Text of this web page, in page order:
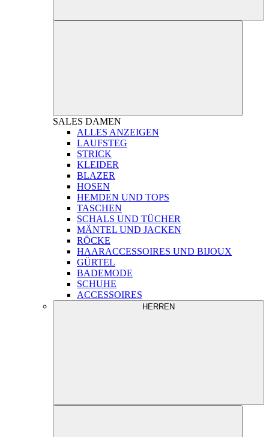
SALES DAMEN
ALLES ANZEIGEN
LAUFSTEG
STRICK
KLEIDER
BLAZER
HOSEN
HEMDEN UND TOPS
TASCHEN
SCHALS UND TÜCHER
MÄNTEL UND JACKEN
RÖCKE
HAARACCESSOIRES UND BIJOUX
GÜRTEL
BADEMODE
SCHUHE
ACCESSOIRES
HERREN